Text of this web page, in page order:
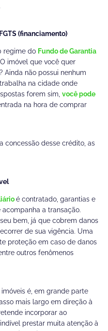
(financiamento)
regime do Fundo de Garantia
imóvel que você quer
Ainda não possui nenhum
na cidade onde
forem sim, você pode
na hora de comprar
concessão desse crédito, as
é contratado, garantias e
a transação.
bem, já que cobrem danos
de sua vigência. Uma
proteção em caso de danos
outros fenômenos
é, em grande parte
mais largo em direção à
incorporar ao
prestar muita atenção à